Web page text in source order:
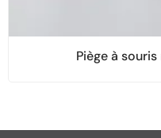
Piège à